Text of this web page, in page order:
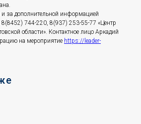
за дополнительной информацией
744-220, 8(937) 253-55-77 «Центр
области». Контактное лицо Аркадий
на мероприятие https://leader-